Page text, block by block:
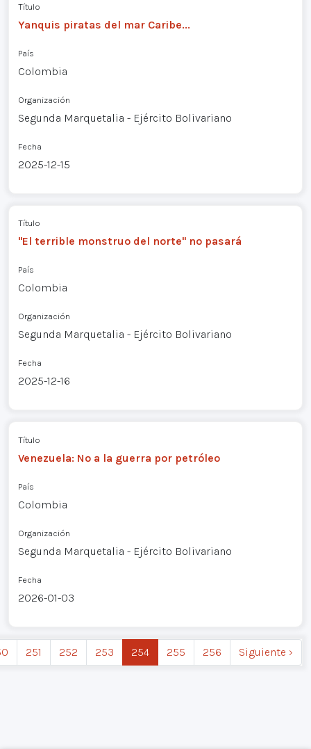
Título
Yanquis piratas del mar Caribe...
País
Colombia
Organización
Segunda Marquetalia - Ejército Bolivariano
Fecha
2025-12-15
Título
"El terrible monstruo del norte" no pasará
País
Colombia
Organización
Segunda Marquetalia - Ejército Bolivariano
Fecha
2025-12-16
Título
Venezuela: No a la guerra por petróleo
País
Colombia
Organización
Segunda Marquetalia - Ejército Bolivariano
Fecha
2026-01-03
251 252 253 254 255 256 Siguiente ›